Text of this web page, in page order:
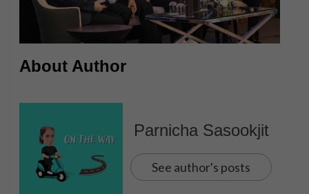
About Author
Parnicha Sasookjit
See author's posts